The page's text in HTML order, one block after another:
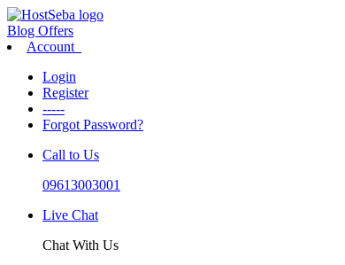
Blog Offers
Account
Login
Register
-----
Forgot Password?
Call to Us
09613003001
Live Chat
Chat With Us